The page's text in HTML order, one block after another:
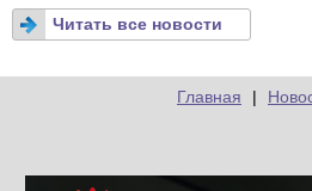
Читать все новости
Главная |